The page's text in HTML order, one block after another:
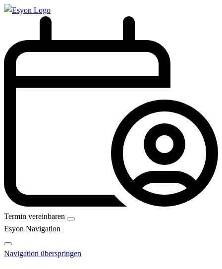
Termin vereinbaren
Esyon Navigation
Navigation überspringen